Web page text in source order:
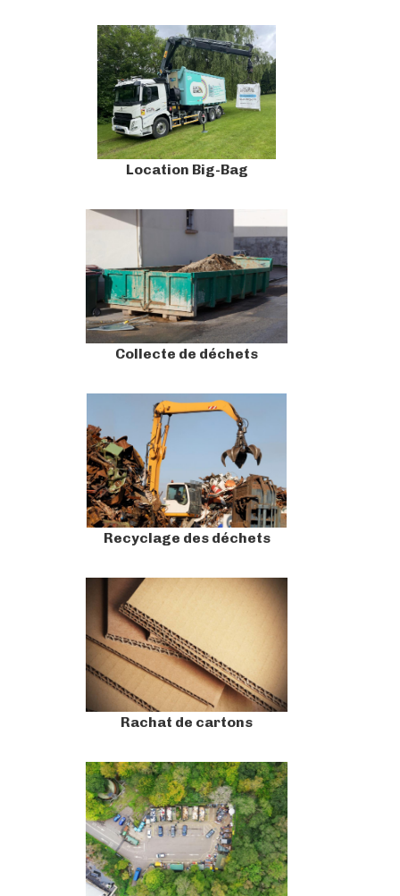
Location Big-Bag
Collecte de déchets
Recyclage des déchets
Rachat de cartons